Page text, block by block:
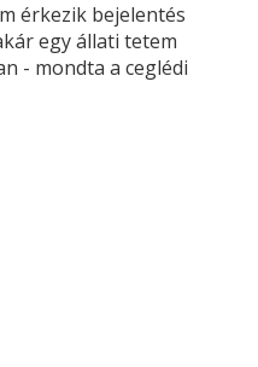
érkezik bejelentés
egy állati tetem
- mondta a ceglédi